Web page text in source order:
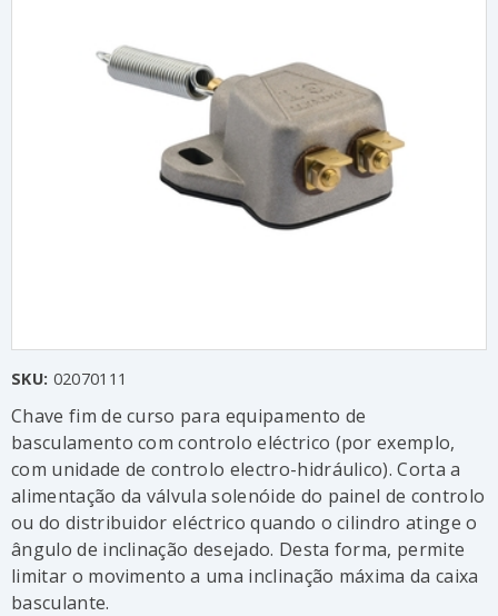
SKU: 02070111
Chave fim de curso para equipamento de
basculamento com controlo eléctrico (por exemplo,
com unidade de controlo electro-hidráulico). Corta a
alimentação da válvula solenóide do painel de controlo
ou do distribuidor eléctrico quando o cilindro atinge o
ângulo de inclinação desejado. Desta forma, permite
limitar o movimento a uma inclinação máxima da caixa
basculante.